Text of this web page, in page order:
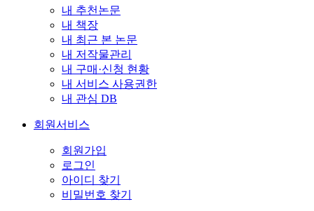
내 추천논문
내 책장
내 최근 본 논문
내 저작물관리
내 구매·신청 현황
내 서비스 사용권한
내 관심 DB
회원서비스
회원가입
로그인
아이디 찾기
비밀번호 찾기